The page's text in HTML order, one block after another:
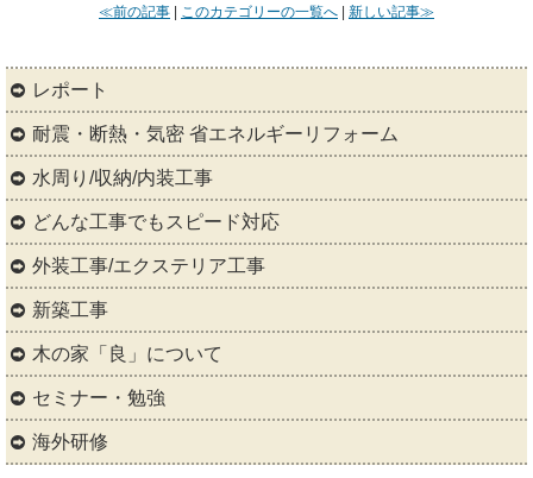
≪前の記事 このカテゴリーの一覧へ 新しい記事≫
レポート
耐震・断熱・気密 省エネルギーリフォーム
水周り/収納/内装工事
どんな工事でもスピード対応
外装工事/エクステリア工事
新築工事
木の家「良」について
セミナー・勉強
海外研修